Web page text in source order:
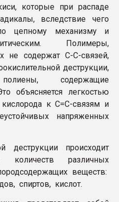
которые при распаде
вследствие чего
цепному механизму и
Полимеры,
не содержат С-С-связей,
деструкции,
содержащие
объясняется легкостью
к С=С-связям и
напряженных
деструкции происходит
количеств различных
веществ:
спиртов, кислот.